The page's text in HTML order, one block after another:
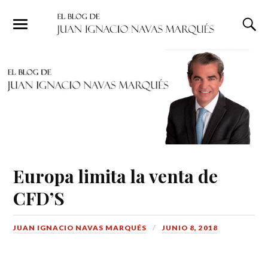
Europa limita la venta de
CFD’S
JUAN IGNACIO NAVAS MARQUÉS JUNIO 8, 2018